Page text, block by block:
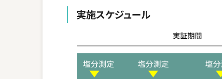
実施スケジュール